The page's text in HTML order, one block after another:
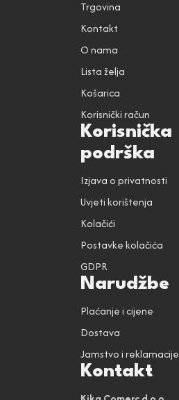
Trgovina
Kontakt
O nama
Lista želja
Košarica
Korisnički račun
Korisnička
podrška
Izjava o privatnosti
Uvjeti korištenja
Kolačići
Postavke kolačića
GDPR
Narudžbe
Plaćanje i cijene
Dostava
Jamstvo i reklamacije
Kontakt